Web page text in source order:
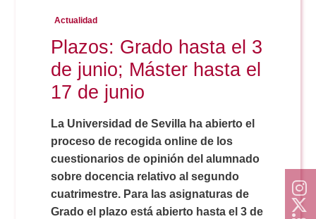
Actualidad
Plazos: Grado hasta el 3
de junio; Máster hasta el
17 de junio
La Universidad de Sevilla ha abierto el
proceso de recogida online de los
cuestionarios de opinión del alumnado
sobre docencia relativo al segundo
cuatrimestre. Para las asignaturas de
Grado el plazo está abierto hasta el 3 de